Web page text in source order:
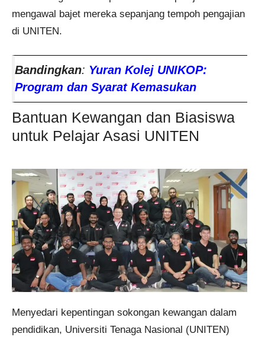
mengawal bajet mereka sepanjang tempoh pengajian
di UNITEN.
Bandingkan: Yuran Kolej UNIKOP:
Program dan Syarat Kemasukan
Bantuan Kewangan dan Biasiswa
untuk Pelajar Asasi UNITEN
Menyedari kepentingan sokongan kewangan dalam
pendidikan, Universiti Tenaga Nasional (UNITEN)